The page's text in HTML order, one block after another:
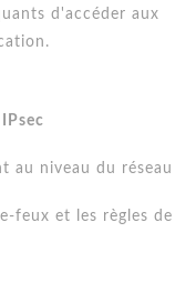
d'accéder aux
au niveau du réseau
feux et les règles de